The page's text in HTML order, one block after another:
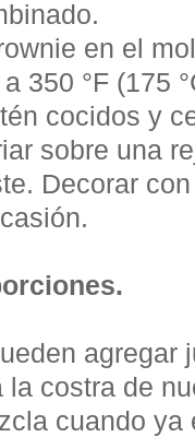
en el
350 °F (175
cocidos y
sobre una
Decorar
agregar
la costra de
cuando ya